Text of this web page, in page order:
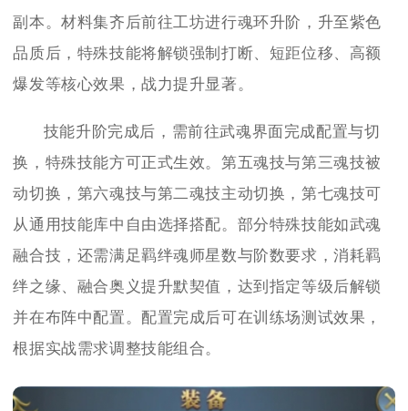
副本。材料集齐后前往工坊进行魂环升阶，升至紫色
品质后，特殊技能将解锁强制打断、短距位移、高额
爆发等核心效果，战力提升显著。
技能升阶完成后，需前往武魂界面完成配置与切
换，特殊技能方可正式生效。第五魂技与第三魂技被
动切换，第六魂技与第二魂技主动切换，第七魂技可
从通用技能库中自由选择搭配。部分特殊技能如武魂
融合技，还需满足羁绊魂师星数与阶数要求，消耗羁
绊之缘、融合奥义提升默契值，达到指定等级后解锁
并在布阵中配置。配置完成后可在训练场测试效果，
根据实战需求调整技能组合。